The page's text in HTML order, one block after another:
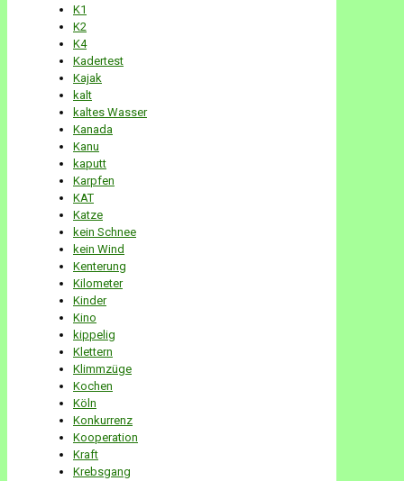
K1
K2
K4
Kadertest
Kajak
kalt
kaltes Wasser
Kanada
Kanu
kaputt
Karpfen
KAT
Katze
kein Schnee
kein Wind
Kenterung
Kilometer
Kinder
Kino
kippelig
Klettern
Klimmzüge
Kochen
Köln
Konkurrenz
Kooperation
Kraft
Krebsgang